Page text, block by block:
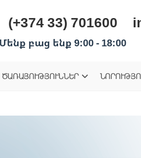
(+374 33) 701600
Մենք բաց ենք 9:00 - 18:00
ԾԱՌԱՅՈՒԹՅՈՒՆՆԵՐ